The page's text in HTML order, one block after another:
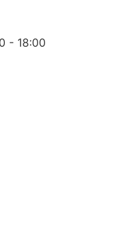
- 18:00